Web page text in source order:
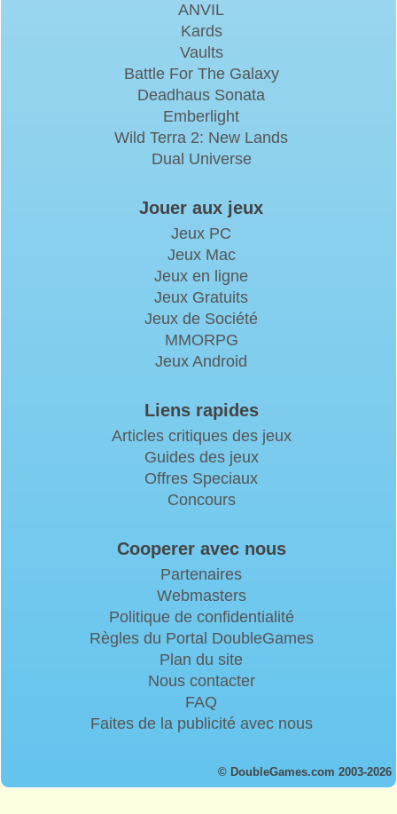
ANVIL
Kards
Vaults
Battle For The Galaxy
Deadhaus Sonata
Emberlight
Wild Terra 2: New Lands
Dual Universe
Jouer aux jeux
Jeux PC
Jeux Mac
Jeux en ligne
Jeux Gratuits
Jeux de Société
MMORPG
Jeux Android
Liens rapides
Articles critiques des jeux
Guides des jeux
Offres Speciaux
Concours
Cooperer avec nous
Partenaires
Webmasters
Politique de confidentialité
Règles du Portal DoubleGames
Plan du site
Nous contacter
FAQ
Faites de la publicité avec nous
© DoubleGames.com 2003-2026